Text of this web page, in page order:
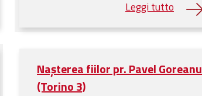
Nașterea fiilor pr. Pavel Goreanu
(Torino 3)